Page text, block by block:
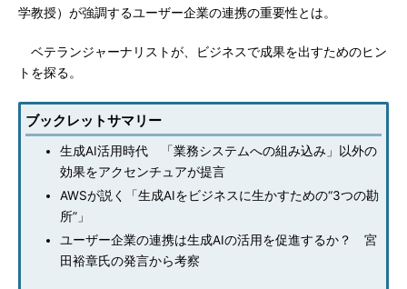
学教授）が強調するユーザー企業の連携の重要性とは。
ベテランジャーナリストが、ビジネスで成果を出すためのヒン
トを探る。
ブックレットサマリー
生成AI活用時代 「業務システムへの組み込み」以外の
効果をアクセンチュアが提言
AWSが説く「生成AIをビジネスに生かすための“3つの勘
所”」
ユーザー企業の連携は生成AIの活用を促進するか？ 宮
田裕章氏の発言から考察